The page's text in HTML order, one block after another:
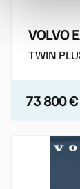
VOLVO
TWIN
73 800 €